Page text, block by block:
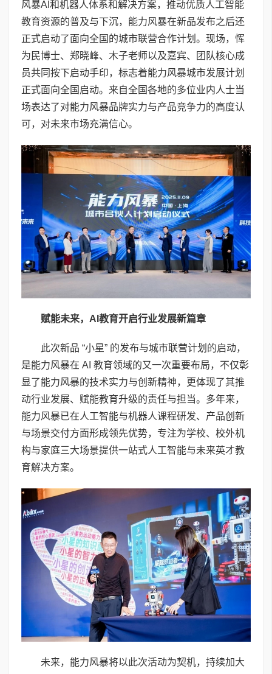
风暴AI和机器人体系和解决方案，推动优质人工智能
教育资源的普及与下沉，能力风暴在新品发布之后还
正式启动了面向全国的城市联营合作计划。现场，恽
为民博士、郑晓峰、木子老师以及嘉宾、团队核心成
员共同按下启动手印，标志着能力风暴城市发展计划
正式面向全国启动。来自全国各地的多位业内人士当
场表达了对能力风暴品牌实力与产品竞争力的高度认
可，对未来市场充满信心。
赋能未来， AI 教育开启行业发展新篇章
此次新品 “小星” 的发布与城市联营计划的启动，
是能力风暴在 AI 教育领域的又一次重要布局，不仅彰
显了能力风暴的技术实力与创新精神，更体现了其推
动行业发展、赋能教育升级的责任与担当。多年来，
能力风暴已在人工智能与机器人课程研发、产品创新
与场景交付方面形成领先优势，专注为学校、校外机
构与家庭三大场景提供一站式人工智能与未来英才教
育解决方案。
未来，能力风暴将以此次活动为契机，持续加大